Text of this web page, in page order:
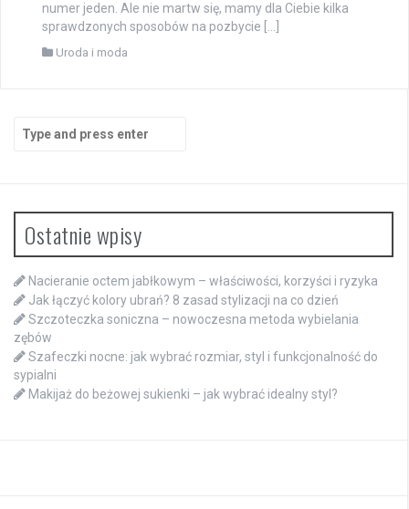
numer jeden. Ale nie martw się, mamy dla Ciebie kilka
sprawdzonych sposobów na pozbycie […]
Uroda i moda
Search
for:
Ostatnie wpisy
Nacieranie octem jabłkowym – właściwości, korzyści i ryzyka
Jak łączyć kolory ubrań? 8 zasad stylizacji na co dzień
Szczoteczka soniczna – nowoczesna metoda wybielania
zębów
Szafeczki nocne: jak wybrać rozmiar, styl i funkcjonalność do
sypialni
Makijaż do beżowej sukienki – jak wybrać idealny styl?